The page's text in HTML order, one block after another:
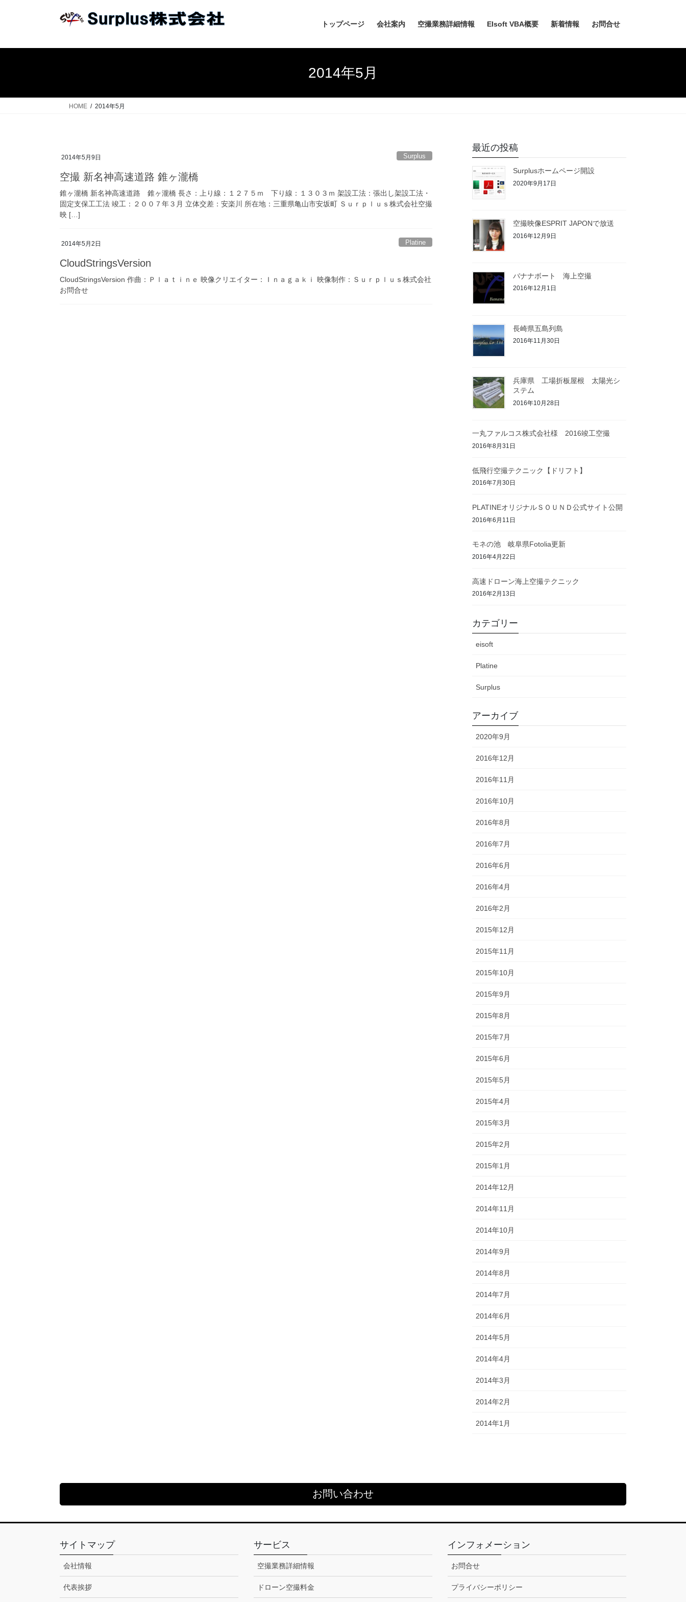
トップページ 会社案内 空撮業務詳細情報 EIsoft VBA概要 新着情報 お問合せ
2014年5月
HOME 2014年5月
2014年5月9日 Surplus
空撮 新名神高速道路 錐ヶ瀧橋
錐ヶ瀧橋 新名神高速道路 錐ヶ瀧橋 長さ：上り線：１２７５ｍ 下り線：１３０３ｍ 架設工法：張出し架設工法・
固定支保工工法 竣工：２００７年３月 立体交差：安楽川 所在地：三重県亀山市安坂町 Ｓｕｒｐｌｕｓ株式会社空撮
映 […]
2014年5月2日 Platine
CloudStringsVersion
CloudStringsVersion 作曲：Ｐｌａｔｉｎｅ 映像クリエイター：Ｉｎａｇａｋｉ 映像制作：Ｓｕｒｐｌｕｓ株式会社
お問合せ
最近の投稿
Surplusホームページ開設
2020年9月17日
空撮映像ESPRIT JAPONで放送
2016年12月9日
バナナボート 海上空撮
2016年12月1日
長崎県五島列島
2016年11月30日
兵庫県 工場折板屋根 太陽光シ
ステム
2016年10月28日
一丸ファルコス株式会社様 2016竣工空撮
2016年8月31日
低飛行空撮テクニック【ドリフト】
2016年7月30日
PLATINEオリジナルＳＯＵＮＤ公式サイト公開
2016年6月11日
モネの池 岐阜県Fotolia更新
2016年4月22日
高速ドローン海上空撮テクニック
2016年2月13日
カテゴリー
eisoft
Platine
Surplus
アーカイブ
2020年9月
2016年12月
2016年11月
2016年10月
2016年8月
2016年7月
2016年6月
2016年4月
2016年2月
2015年12月
2015年11月
2015年10月
2015年9月
2015年8月
2015年7月
2015年6月
2015年5月
2015年4月
2015年3月
2015年2月
2015年1月
2014年12月
2014年11月
2014年10月
2014年9月
2014年8月
2014年7月
2014年6月
2014年5月
2014年4月
2014年3月
2014年2月
2014年1月
お問い合わせ
サイトマップ
会社情報
代表挨拶
サービス
空撮業務詳細情報
ドローン空撮料金
インフォメーション
お問合せ
プライバシーポリシー